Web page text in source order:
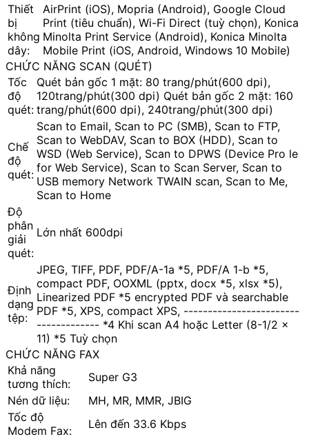
Thiết
bị
không
dây:
AirPrint (iOS), Mopria (Android), Google Cloud
Print (tiêu chuẩn), Wi-Fi Direct (tuỳ chọn), Konica
Minolta Print Service (Android), Konica Minolta
Mobile Print (iOS, Android, Windows 10 Mobile)
CHỨC NĂNG SCAN (QUÉT)
Tốc
độ
quét:
Quét bản gốc 1 mặt: 80 trang/phút(600 dpi),
120trang/phút(300 dpi) Quét bản gốc 2 mặt: 160
trang/phút(600 dpi), 240trang/phút(300 dpi)
Chế
độ
quét:
Scan to Email, Scan to PC (SMB), Scan to FTP,
Scan to WebDAV, Scan to BOX (HDD), Scan to
WSD (Web Service), Scan to DPWS (Device Pro le
for Web Service), Scan to Scan Server, Scan to
USB memory Network TWAIN scan, Scan to Me,
Scan to Home
Độ
phân
giải
quét:
Lớn nhất 600dpi
Định
dạng
tệp:
JPEG, TIFF, PDF, PDF/A-1a *5, PDF/A 1-b *5,
compact PDF, OOXML (pptx, docx *5, xlsx *5),
Linearized PDF *5 encrypted PDF và searchable
PDF *5, XPS, compact XPS, ------------------------
------------- *4 Khi scan A4 hoặc Letter (8-1/2 x
11) *5 Tuỳ chọn
CHỨC NĂNG FAX
Khả năng
tương thích:
Super G3
Nén dữ liệu:
MH, MR, MMR, JBIG
Tốc độ
Modem Fax:
Lên đến 33.6 Kbps